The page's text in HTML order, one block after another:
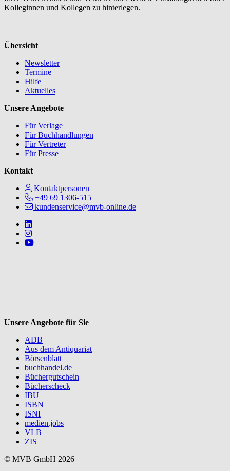
Kolleginnen und Kollegen zu hinterlegen.
Übersicht
Newsletter
Termine
Hilfe
Aktuelles
Unsere Angebote
Für Verlage
Für Buchhandlungen
Für Vertreter
Für Presse
Kontakt
Kontaktpersonen
+49 69 1306-515
kundenservice@mvb-online.de
Follow us on https://www.linkedin.com/company/mvbbooks
Follow us on https://www.instagram.com/lifeatmvb/
Follow us on https://www.youtube.com/@mvbbooks
Unsere Angebote für Sie
ADB
Aus dem Antiquariat
Börsenblatt
buchhandel.de
Büchergutschein
Bücherscheck
IBU
ISBN
ISNI
medien.jobs
VLB
ZIS
© MVB GmbH 2026